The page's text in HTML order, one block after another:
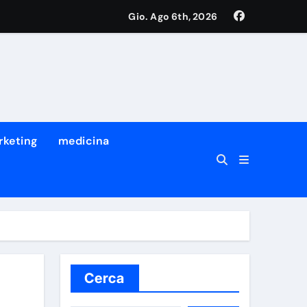
Gio. Ago 6th, 2026
medicina
Cerca